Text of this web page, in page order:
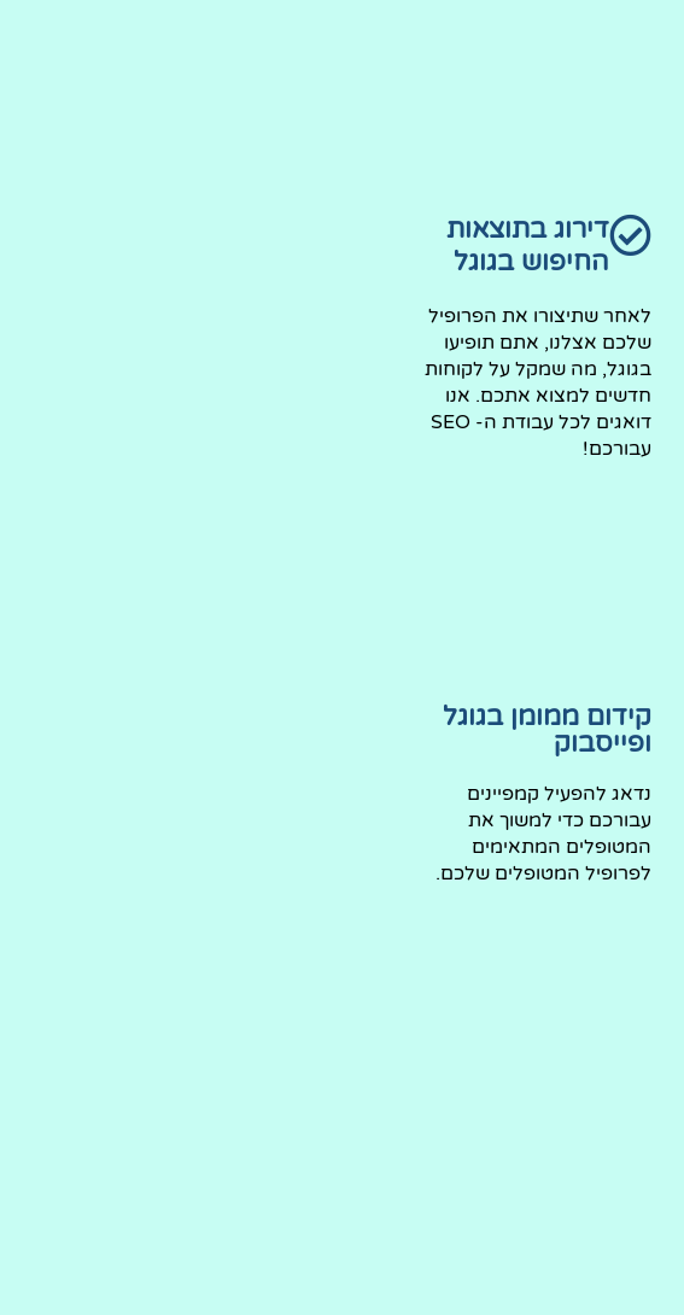
דירוג בתוצאות
החיפוש בגוגל
לאחר שתיצורו את הפרופיל
שלכם אצלנו, אתם תופיעו
בגוגל, מה שמקל על לקוחות
חדשים למצוא אתכם. אנו
דואגים לכל עבודת ה- SEO
עבורכם!
קידום ממומן בגוגל
ופייסבוק
נדאג להפעיל קמפיינים
עבורכם כדי למשוך את
המטופלים המתאימים
לפרופיל המטופלים שלכם.